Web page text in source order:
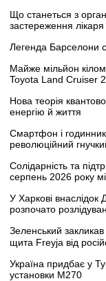
Що станеться з
застереження лікаря
Легенда Барселони
Майже мільйон
Toyota Land Cruiser
Нова теорія
енергію й життя
Смартфон і
революційний
Солідарність та
серпень 2026 року
У Харкові
розпочато
Зеленський
щита Freyja від
Україна придбає у
установки M270